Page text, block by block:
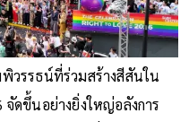
วรรธน์ที่ร่วมสร้างสีสันใน
จัดขึ้นอย่างยิ่งใหญ่อลังการ